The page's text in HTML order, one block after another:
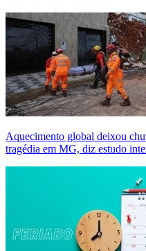
Aquecimento global deixou
tragédia em MG, diz estudo